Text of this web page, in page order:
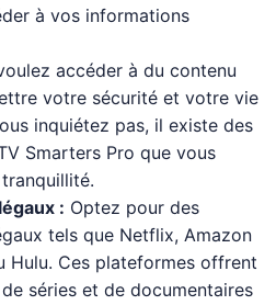
à vos informations
accéder à du contenu
votre sécurité et votre vie
inquiétez pas, il existe des
Smarters Pro que vous
: Optez pour des
tels que Netflix, Amazon
Hulu. Ces plateformes offrent
séries et de documentaires